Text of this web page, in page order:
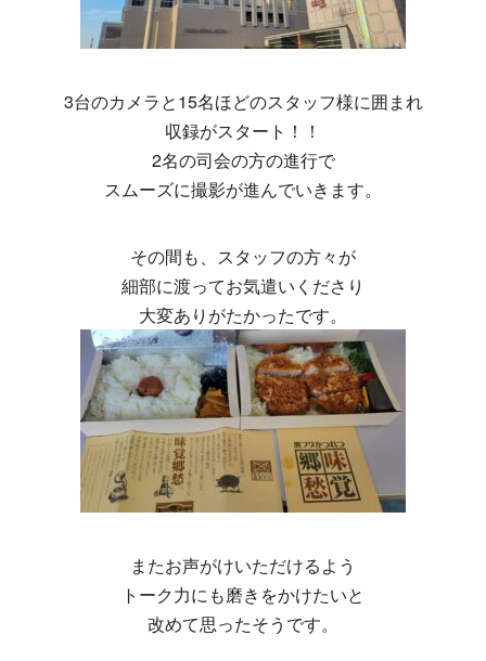
3台のカメラと15名ほどのスタッフ様に囲まれ
収録がスタート！！
2名の司会の方の進行で
スムーズに撮影が進んでいきます。
その間も、スタッフの方々が
細部に渡ってお気遣いくださり
大変ありがたかったです。
またお声がけいただけるよう
トーク力にも磨きをかけたいと
改めて思ったそうです。